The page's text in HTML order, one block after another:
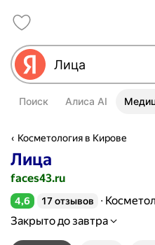
Поиск Алиса AI
Косметология в Кирове
Лица
faces43.ru
Рейтинг 4,6 из 5
4,6 17 отзывов
Закрыто до завтра